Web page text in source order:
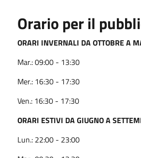
Orario per il
ORARI INVERNALI DA OTTOBRE A
Mar.: 09:00 - 13:30
Mer.: 16:30 - 17:30
Ven.: 16:30 - 17:30
ORARI ESTIVI DA GIUGNO A
Lun.: 22:00 - 23:00